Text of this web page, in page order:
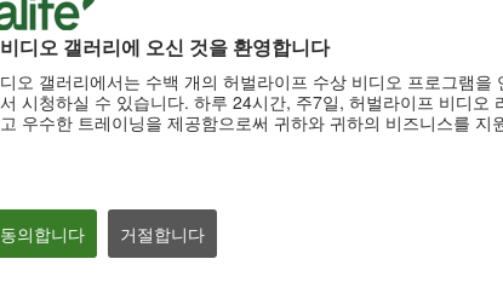
디오 갤러리에 오신 것을 환영합니다
오 갤러리에서는 수백 개의 허벌라이프 수상 비디오 프로그램을
시청하실 수 있습니다. 하루 24시간, 주7일, 허벌라이프 비디오
우수한 트레이닝을 제공함으로써 귀하와 귀하의 비즈니스를 지
의합니다 거절합니다
21:35
탁월함의 중심
탁월함의 중심 #허벌라이프 #제품
력
맛있게 먹으면서 다이어트하
기
맛있게 먹으면서 다이어트하기 #키
토산 #셀유로쓰 #리프트오프
베케
자세
베케이
#장건